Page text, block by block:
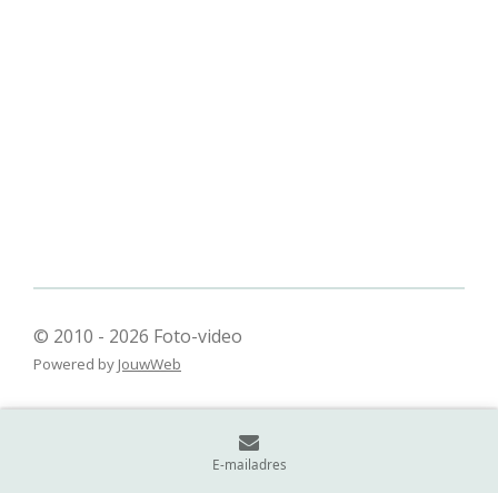
© 2010 - 2026 Foto-video
Powered by JouwWeb
E-mailadres